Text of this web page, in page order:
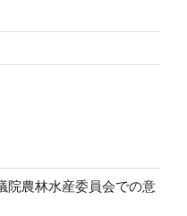
院農林水産委員会での意